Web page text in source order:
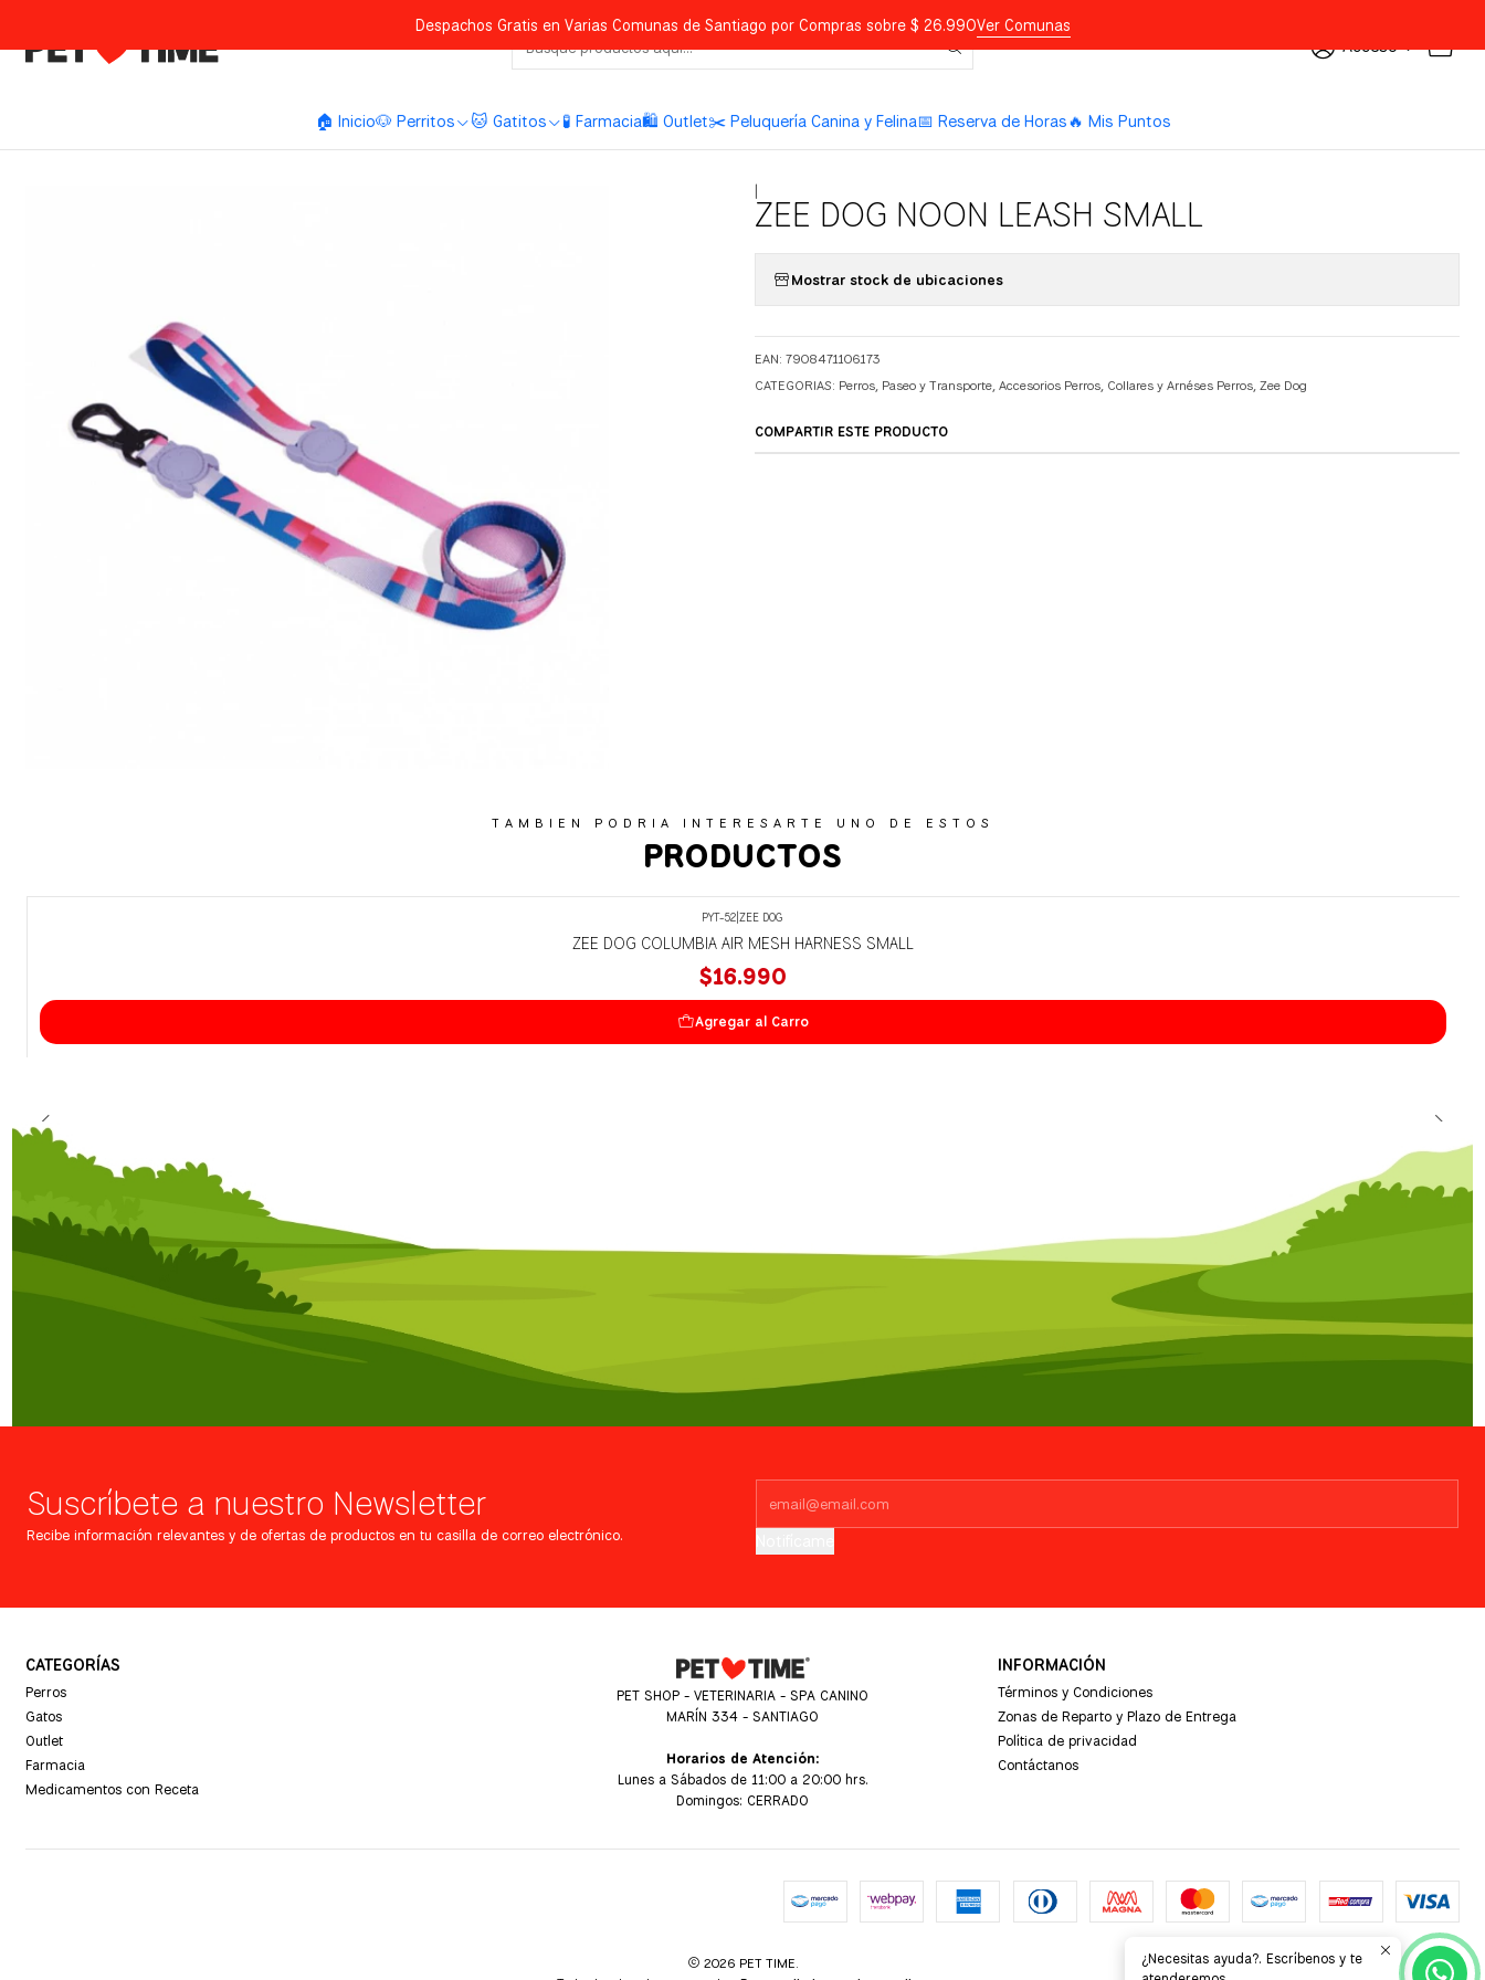
Acceso
🏠 Inicio🐶 Perritos 🐱 Gatitos 🧪 Farmacia🛍️ Outlet✂️ Peluquería Canina y Felina📅 Reserva de Horas🔥 Mis Puntos
Despachos Gratis en Varias Comunas de Santiago por Compras sobre $ 26.990Ver Comunas
ZEE DOG NOON LEASH SMALL
Mostrar stock de ubicaciones
EAN: 7908471106173
CATEGORIAS: Perros, Paseo y Transporte,Accesorios Perros, Collares y Arnéses Perros,Zee Dog
COMPARTIR ESTE PRODUCTO
TAMBIEN PODRIA INTERESARTE UNO DE ESTOS
PRODUCTOS
PYT-52|ZEE DOG
ZEE DOG COLUMBIA AIR MESH HARNESS SMALL
$16.990
Agregar al Carro
Suscríbete a nuestro Newsletter
Recibe información relevantes y de ofertas de productos en tu casilla de correo electrónico.
CATEGORÍAS
Perros
Gatos
Outlet
Farmacia
Medicamentos con Receta
PET SHOP - VETERINARIA - SPA CANINO
MARÍN 334 - SANTIAGO
Horarios de Atención:
Lunes a Sábados de 11:00 a 20:00 hrs.
Domingos: CERRADO
INFORMACIÓN
Términos y Condiciones
Zonas de Reparto y Plazo de Entrega
Política de privacidad
Contáctanos
2026 PET TIME.
¿Necesitas ayuda?. Escríbenos y te